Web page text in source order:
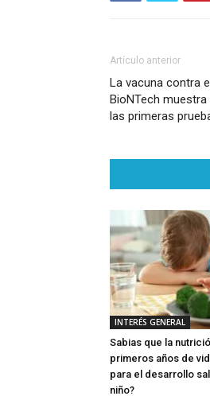
Artículo anterior
La vacuna contra
BioNTech muestra
las primeras
INTERÉS GENERAL
Sabias que la
primeros años de
para el desarrollo
niño?